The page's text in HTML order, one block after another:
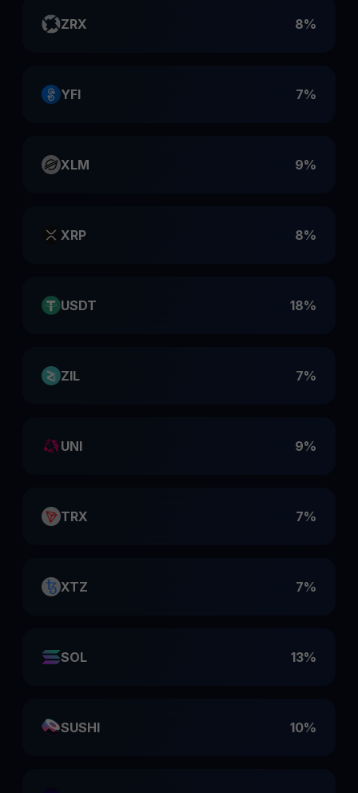
ZRX 8%
YFI 7%
XLM 9%
XRP 8%
USDT 18%
ZIL 7%
UNI 9%
TRX 7%
XTZ 7%
SOL 13%
SUSHI 10%